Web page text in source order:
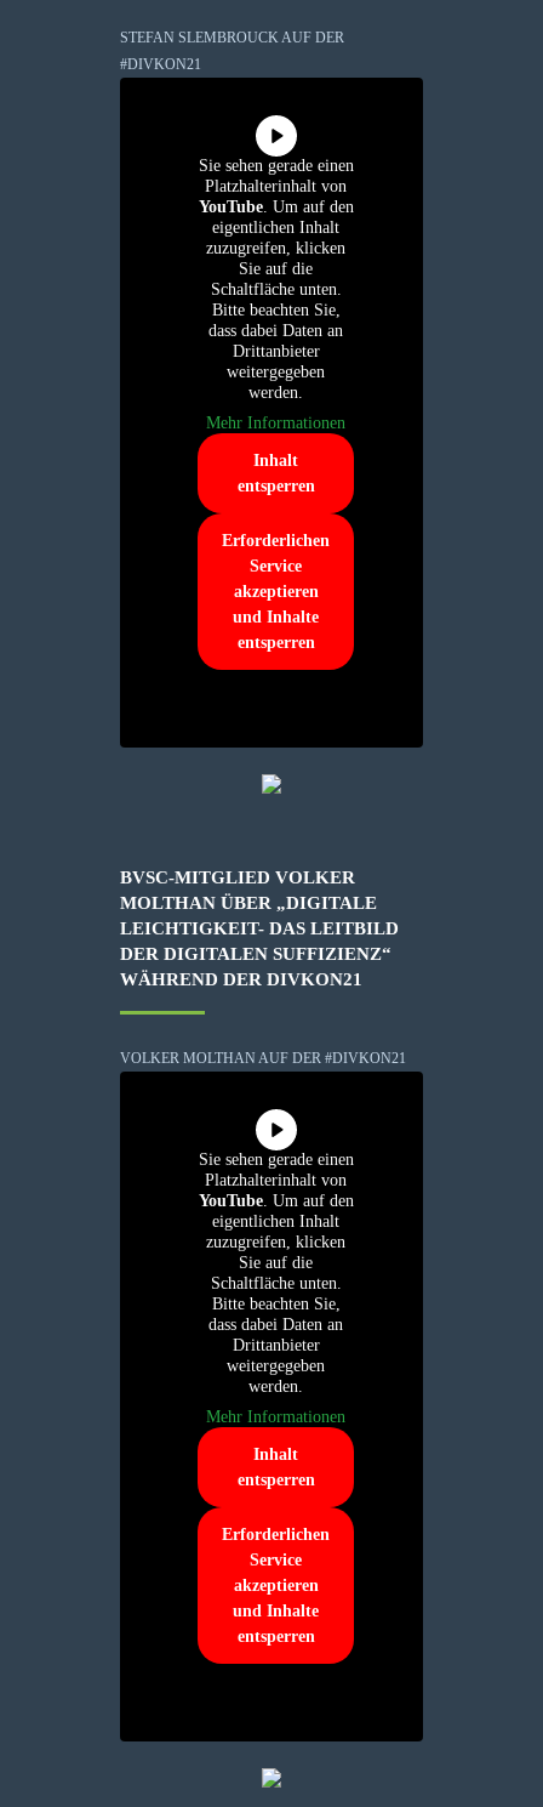
STEFAN SLEMBROUCK AUF DER
#DIVKON21
Sie sehen gerade einen
Platzhalterinhalt von
YouTube. Um auf den
eigentlichen Inhalt
zuzugreifen, klicken
Sie auf die
Schaltfläche unten.
Bitte beachten Sie,
dass dabei Daten an
Drittanbieter
weitergegeben
werden.
Mehr Informationen
Inhalt
entsperren
Erforderlichen
Service
akzeptieren
und Inhalte
entsperren
BVSC-MITGLIED VOLKER
MOLTHAN ÜBER „DIGITALE
LEICHTIGKEIT- DAS LEITBILD
DER DIGITALEN SUFFIZIENZ“
WÄHREND DER DIVKON21
VOLKER MOLTHAN AUF DER #DIVKON21
Sie sehen gerade einen
Platzhalterinhalt von
YouTube. Um auf den
eigentlichen Inhalt
zuzugreifen, klicken
Sie auf die
Schaltfläche unten.
Bitte beachten Sie,
dass dabei Daten an
Drittanbieter
weitergegeben
werden.
Mehr Informationen
Inhalt
entsperren
Erforderlichen
Service
akzeptieren
und Inhalte
entsperren